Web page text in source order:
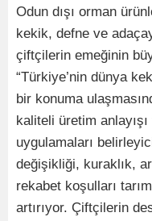
Odun dışı orman
kekik, defne ve
çiftçilerin emeğinin
“Türkiye’nin dünya
bir konuma
kaliteli üretim
uygulamaları
değişikliği, kuraklık,
rekabet koşulları
artırıyor. Çiftçilerin